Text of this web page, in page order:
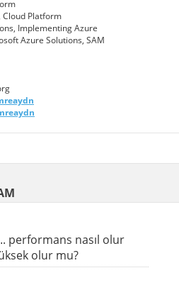
Cloud Platform
Implementing Azure
Azure Solutions, SAM
performans nasıl olur
olur mu?